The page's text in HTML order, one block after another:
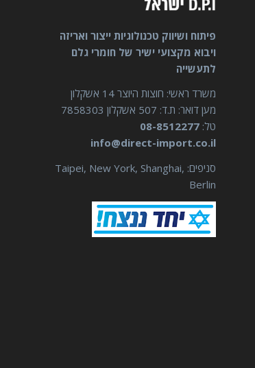
פיתוח ושיווק טכנולוגיות ייצור ואריזה
ויבוא מקצועי ישיר של חומרי גלם
לתעשייה
משרד ראשי: חוצות היוצר 14 אשקלון
מען דואר: ת.ד: 507 אשקלון 7858303
טל: 08-8512277
info@direct-import.co.il
סניפים: Taipei, New York, Shanghai,
Berlin